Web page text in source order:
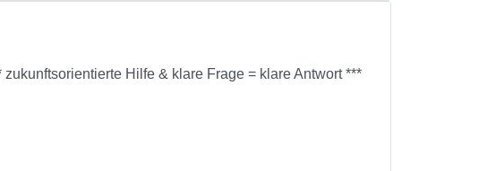
Hilfe & klare Frage = klare Antwort ***